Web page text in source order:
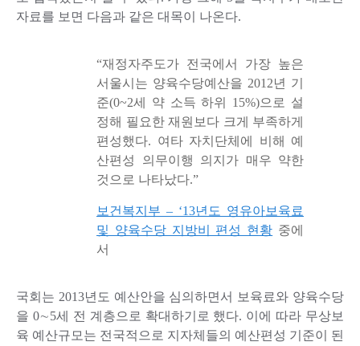
자료를 보면 다음과 같은 대목이 나온다.
“재정자주도가 전국에서 가장 높은
서울시는 양육수당예산을 2012년 기
준(0~2세 약 소득 하위 15%)으로 설
정해 필요한 재원보다 크게 부족하게
편성했다. 여타 자치단체에 비해 예
산편성 의무이행 의지가 매우 약한
것으로 나타났다.”
보건복지부 – ‘13년도 영유아보육료
및 양육수당 지방비 편성 현황 중에
서
국회는 2013년도 예산안을 심의하면서 보육료와 양육수당
을 0∼5세 전 계층으로 확대하기로 했다. 이에 따라 무상보
육 예산규모는 전국적으로 지자체들의 예산편성 기준이 된